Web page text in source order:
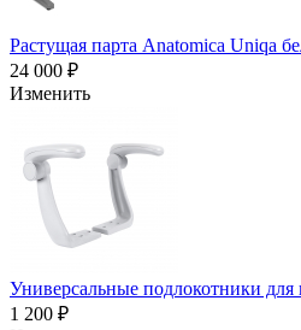
Растущая парта Anatomica Uniqa
24 000 ₽
Изменить
Универсальные подлокотники для
1 200 ₽